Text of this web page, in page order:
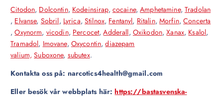
Citodon, Dolcontin, Kodeinsirap, cocaine,Amphetamine, Tradolan
, Elvanse, Sobril, Lyrica,Stilnox, Fentanyl, Ritalin,Morfin,Concerta
,Oxynorm, vicodin, Percocet,Adderall, Oxikodon,Xanax, Ksalol,
Tramadol, Imovane, Oxycontin,diazepam
valium, Suboxone, subutex.
Kontakta oss på: narcotics4health@gmail.com
Eller besök vår webbplats här:https://bastasvenska-